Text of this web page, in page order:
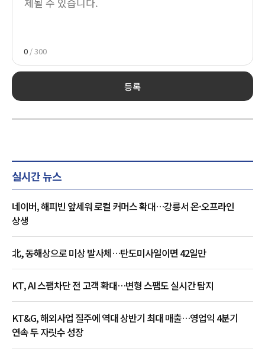
0 / 300
등록
실시간 뉴스
네이버, 해피빈 앞세워 로컬 커머스 확대…강릉서 온·오프라인
상생
北, 동해상으로 미상 발사체…탄도미사일이면 42일만
KT, AI 스팸차단 전 고객 확대…변형 스팸도 실시간 탐지
KT&G, 해외사업 질주에 역대 상반기 최대 매출…영업익 4분기
연속 두 자릿수 성장